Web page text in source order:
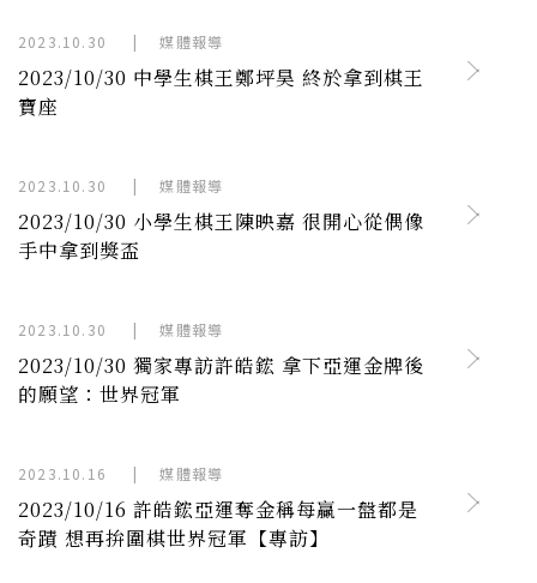
2023.10.30 | 媒體報導
2023/10/30 中學生棋王鄭坪昊 終於拿到棋王
寶座
2023.10.30 | 媒體報導
2023/10/30 小學生棋王陳映嘉 很開心從偶像
手中拿到獎盃
2023.10.30 | 媒體報導
2023/10/30 獨家專訪許皓鋐 拿下亞運金牌後
的願望：世界冠軍
2023.10.16 | 媒體報導
2023/10/16 許皓鋐亞運奪金稱每贏一盤都是
奇蹟 想再拚圍棋世界冠軍【專訪】